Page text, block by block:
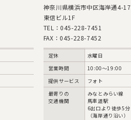
神奈川県横浜市中区海岸通4-17
東信ビル1F
TEL：045-228-7451
FAX：045-228-7452
定休
水曜日
営業時間
10:00〜19:00
提供サービス
フォト
最寄りの
交通機関
みなとみらい線
馬車道駅
6出口より徒歩5分
（海岸通り沿い）